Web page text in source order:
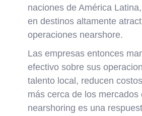
naciones de América
en destinos altamente
operaciones nearshore.
Las empresas entonces
efectivo sobre sus
talento local, reducen
más cerca de los mercados
nearshoring es una